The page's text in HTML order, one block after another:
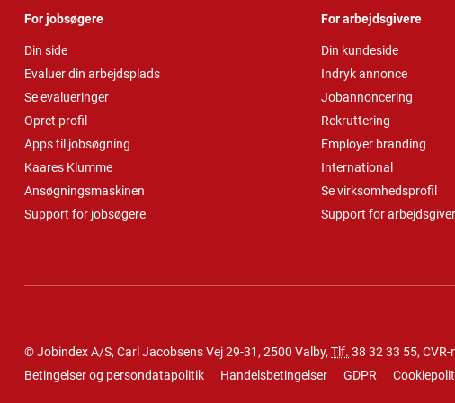
For jobsøgere
Din side
Evaluer din arbejdsplads
Se evalueringer
Opret profil
Apps til jobsøgning
Kaares Klumme
Ansøgningsmaskinen
Support for jobsøgere
For arbejdsgivere
Din kundeside
Indryk annonce
Jobannoncering
Rekruttering
Employer branding
International
Se virksomhedsprofil
Support for
© Jobindex A/S, Carl Jacobsens Vej 29-31, 2500 Valby, Tlf. 38 32 33 55,
Betingelser og persondatapolitik
Handelsbetingelser GDPR